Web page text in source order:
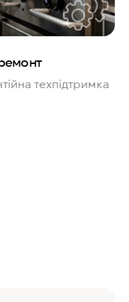
техпідтримка